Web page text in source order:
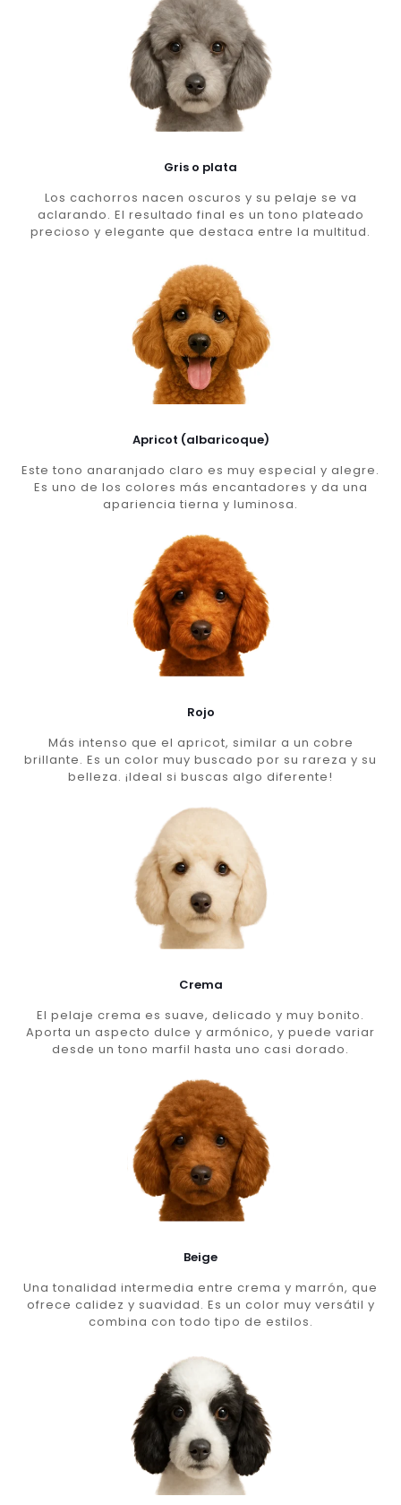
Gris o plata
Los cachorros nacen oscuros y su pelaje se va
aclarando. El resultado final es un tono plateado
precioso y elegante que destaca entre la multitud.
Apricot (albaricoque)
Este tono anaranjado claro es muy especial y alegre.
Es uno de los colores más encantadores y da una
apariencia tierna y luminosa.
Rojo
Más intenso que el apricot, similar a un cobre
brillante. Es un color muy buscado por su rareza y su
belleza. ¡Ideal si buscas algo diferente!
Crema
El pelaje crema es suave, delicado y muy bonito.
Aporta un aspecto dulce y armónico, y puede variar
desde un tono marfil hasta uno casi dorado.
Beige
Una tonalidad intermedia entre crema y marrón, que
ofrece calidez y suavidad. Es un color muy versátil y
combina con todo tipo de estilos.